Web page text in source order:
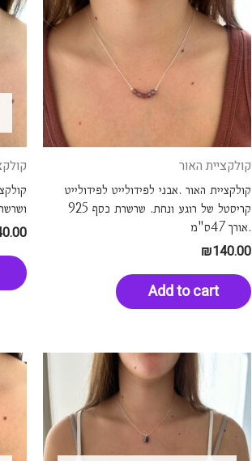
קולקציית האור
קולקציית האור .אבני לפידולייט לפידולייט
קריסטל של רוגע ונחת. שרשרת כסף 925
.אורך 47ס"מ
₪140.00
Add to cart
ושרשרת כסך